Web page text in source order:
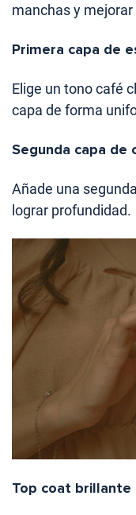
manchas y
Primera capa de
Elige un tono café
capa de forma
Segunda capa de
Añade una
lograr profundidad.
Top coat brillante